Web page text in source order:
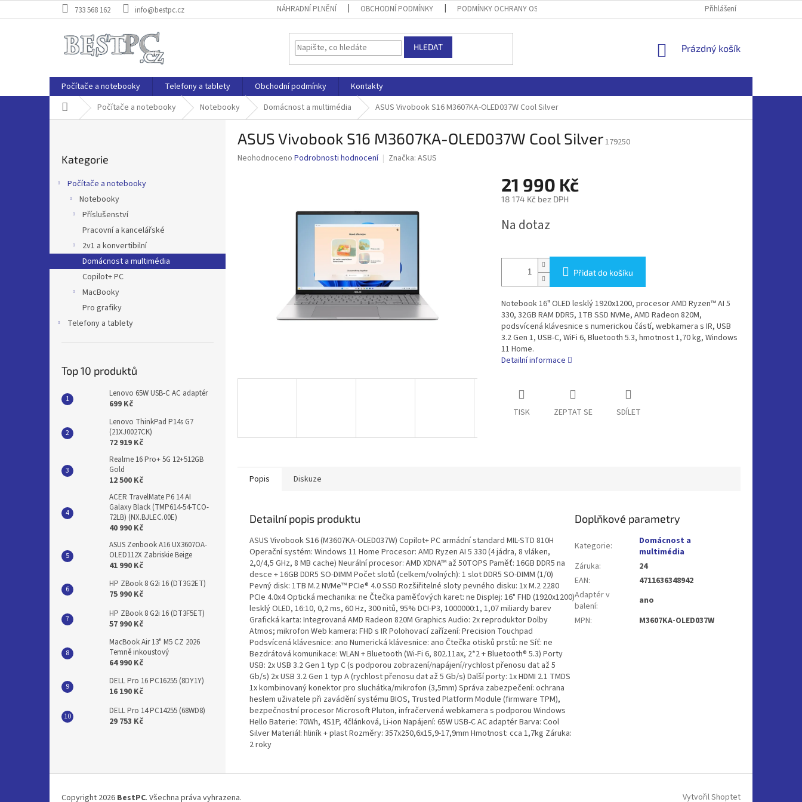
na
733 568 162 info@bestpc.cz NÁHRADNÍ PLNĚNÍ OBCHODNÍ PODMÍNKY PODMÍNKY OCHRANY OSOBNÍCH ÚDAJŮ Přihlášení
HLEDAT
NÁKUPNÍ
Prázdný košík
Počítače a notebooky Telefony a tablety Obchodní podmínky
Kontakty
Domů Počítače a notebooky Notebooky Domácnost a multimédia ASUS Vivobook S16 M3607KA-OLED037W Cool Silver
a
n
kategorie
Kategorie
Počítače a notebooky
Notebooky
Příslušenství
Pracovní a kancelářské
2v1 a konvertibilní
Domácnost a multimédia
Copilot+ PC
MacBooky
Pro grafiky
Telefony a tablety
Top 10 produktů
Lenovo 65W USB-C AC adaptér
699 Kč
Lenovo ThinkPad P14s G7
(21XJ0027CK)
72 919 Kč
Realme 16 Pro+ 5G 12+512GB
Gold
12 500 Kč
ACER TravelMate P6 14 AI
Galaxy Black (TMP614-54-TCO-
72LB) (NX.BJLEC.00E)
40 990 Kč
ASUS Zenbook A16 UX3607OA-
OLED112X Zabriskie Beige
41 990 Kč
HP ZBook 8 G2i 16 (DT3G2ET)
75 990 Kč
HP ZBook 8 G2i 16 (DT3F5ET)
57 990 Kč
MacBook Air 13" M5 CZ 2026
Temně inkoustový
64 990 Kč
DELL Pro 16 PC16255 (8DY1Y)
16 190 Kč
DELL Pro 14 PC14255 (68WD8)
29 753 Kč
ASUS Vivobook S16 M3607KA-OLED037W Cool Silver179250
Průměrné
Neohodnoceno Podrobnosti hodnocení Značka: ASUS
21 990 Kč
18 174 Kč bez DPH
cena:
Na dotaz
Přidat do košíku
Notebook 16" OLED lesklý 1920x1200, procesor AMD Ryzen™ AI 5
330, 32GB RAM DDR5, 1TB SSD NVMe, AMD Radeon 820M,
podsvícená klávesnice s numerickou částí, webkamera s IR, USB
3.2 Gen 1, USB-C, WiFi 6, Bluetooth 5.3, hmotnost 1,70 kg, Windows
11 Home.
Detailní informace
TISK ZEPTAT SE SDÍLET
Popis Diskuze
Detailní popis produktu
ASUS Vivobook S16 (M3607KA-OLED037W) Copilot+ PC armádní standard MIL-STD 810H
Operační systém: Windows 11 Home Procesor: AMD Ryzen AI 5 330 (4 jádra, 8 vláken,
2,0/4,5 GHz, 8 MB cache) Neurální procesor: AMD XDNA™ až 50TOPS Paměť: 16GB DDR5 na
desce + 16GB DDR5 SO-DIMM Počet slotů (celkem/volných): 1 slot DDR5 SO-DIMM (1/0)
Pevný disk: 1TB M.2 NVMe™ PCIe® 4.0 SSD Rozšiřitelné sloty pevného disku: 1x M.2 2280
PCIe 4.0x4 Optická mechanika: ne Čtečka paměťových karet: ne Displej: 16" FHD (1920x1200)
lesklý OLED, 16:10, 0,2 ms, 60 Hz, 300 nitů, 95% DCI-P3, 1000000:1, 1,07 miliardy barev
Grafická karta: Integrovaná AMD Radeon 820M Graphics Audio: 2x reproduktor Dolby
Atmos; mikrofon Web kamera: FHD s IR Polohovací zařízení: Precision Touchpad
Podsvícená klávesnice: ano Numerická klávesnice: ano Čtečka otisků prstů: ne Síť: ne
Bezdrátová komunikace: WLAN + Bluetooth (Wi-Fi 6, 802.11ax, 2*2 + Bluetooth® 5.3) Porty
USB: 2x USB 3.2 Gen 1 typ C (s podporou zobrazení/napájení/rychlost přenosu dat až 5
Gb/s) 2x USB 3.2 Gen 1 typ A (rychlost přenosu dat až 5 Gb/s) Další porty: 1x HDMI 2.1 TMDS
1x kombinovaný konektor pro sluchátka/mikrofon (3,5mm) Správa zabezpečení: ochrana
heslem uživatele při zavádění systému BIOS, Trusted Platform Module (firmware TPM),
bezpečnostní procesor Microsoft Pluton, infračervená webkamera s podporou Windows
Hello Baterie: 70Wh, 4S1P, 4článková, Li-ion Napájení: 65W USB-C AC adaptér Barva: Cool
Silver Materiál: hliník + plast Rozměry: 357x250,6x15,9-17,9mm Hmotnost: cca 1,7kg Záruka:
2 roky
Doplňkové parametry
Kategorie:
Domácnost a
multimédia
Záruka:
24
EAN:
4711636348942
Adaptér v
balení:
ano
MPN: M3607KA-OLED037W
Vytvořil Shoptet
Copyright 2026 BestPC. Všechna práva vyhrazena.